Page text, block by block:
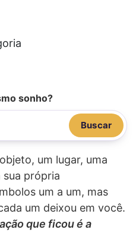
sonho?
Buscar
um lugar, uma
sua própria
um a um, mas
um deixou em você.
que ficou é a